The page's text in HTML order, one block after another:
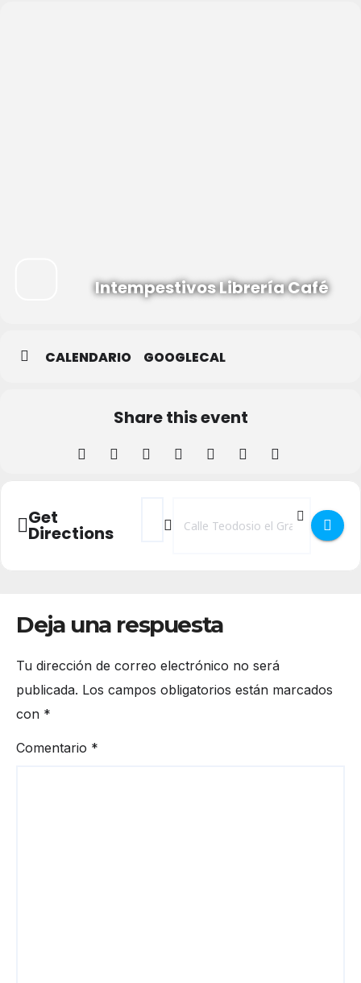
Intempestivos Librería Café
CALENDARIO GOOGLECAL
Share this event
Get
Directions
Address - PRESENTACIÓN LA POESÍA
Destination Address -
Deja una respuesta
Tu dirección de correo electrónico no será
publicada. Los campos obligatorios están marcados
con *
Comentario *